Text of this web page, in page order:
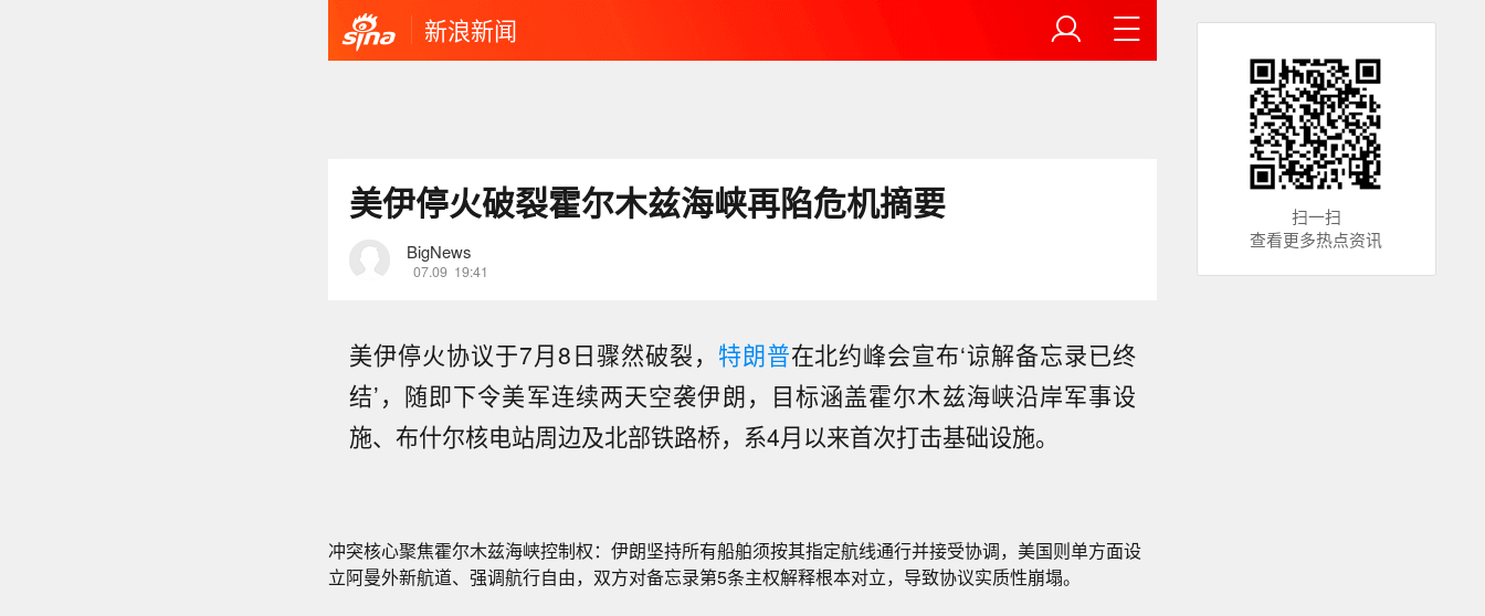
新浪新闻
美伊停火破裂霍尔木兹海峡再陷危机摘要
BigNews
07.09 19:41
美伊停火协议于7月8日骤然破裂， 特朗普在北约峰会宣布‘谅解备忘录已终
结’，随即下令美军连续两天空袭伊朗，目标涵盖霍尔木兹海峡沿岸军事设
施、布什尔核电站周边及北部铁路桥，系4月以来首次打击基础设施。
冲突核心聚焦霍尔木兹海峡控制权：伊朗坚持所有船舶须按其指定航线通行并接受协调，美国则单方面设
立阿曼外新航道、强调航行自由，双方对备忘录第5条主权解释根本对立，导致协议实质性崩塌。
扫一扫
查看更多热点资讯